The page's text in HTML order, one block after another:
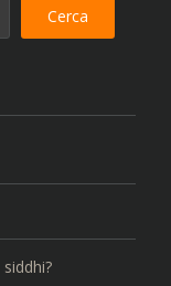
Cerca